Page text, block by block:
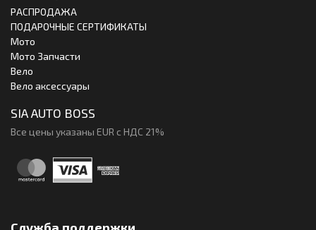
РАСПРОДАЖА
ПОДАРОЧНЫЕ СЕРТИФИКАТЫ
Мото
Мото Запчасти
Вело
Вело аксессуары
SIA AUTO BOSS
Все цены указаны EUR с НДС 21%